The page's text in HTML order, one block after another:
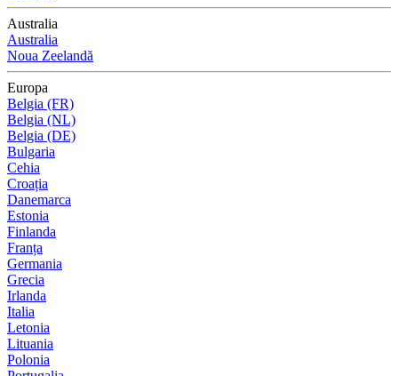
Australia
Australia
Noua Zeelandă
Europa
Belgia (FR)
Belgia (NL)
Belgia (DE)
Bulgaria
Cehia
Croația
Danemarca
Estonia
Finlanda
Franța
Germania
Grecia
Irlanda
Italia
Letonia
Lituania
Polonia